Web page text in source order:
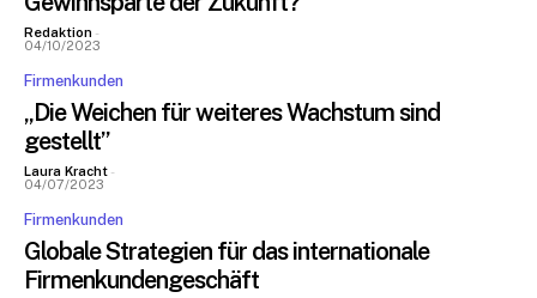
Redaktion -
04/10/2023
Firmenkunden
„Die Weichen für weiteres Wachstum sind
gestellt”
Laura Kracht -
04/07/2023
Firmenkunden
Globale Strategien für das internationale
Firmenkundengeschäft